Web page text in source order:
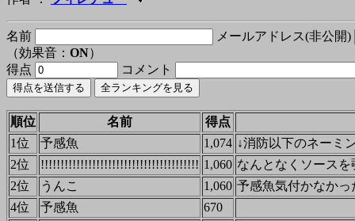
名前
メールアドレス(非公開)
（効果音： ON）
得点
コメント
順位 名前 得点
1位
予感魚 1,074 ↓消防以下のネーミ
2位
!!!!!!!!!!!!!!!!!!!!!!!!!!!!!!!!!!!!!!!! 1,060 なんとなくソース
2位
うんこ 1,060 予感魚気付かなかっ
4位
予感魚
670